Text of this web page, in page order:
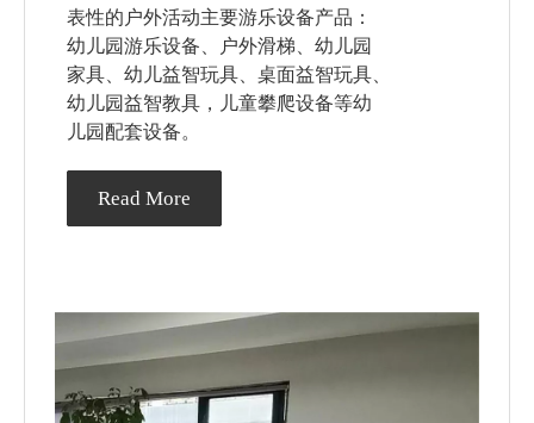
表性的户外活动主要游乐设备产品：
幼儿园游乐设备、户外滑梯、幼儿园
家具、幼儿益智玩具、桌面益智玩具、
幼儿园益智教具，儿童攀爬设备等幼
儿园配套设备。
Read More